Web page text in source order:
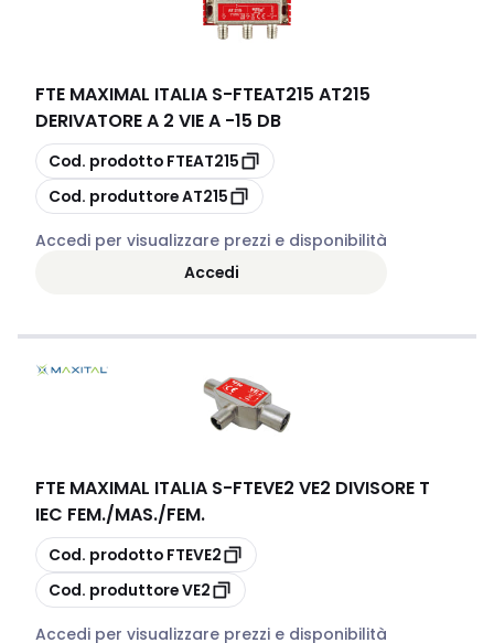
FTE MAXIMAL ITALIA S-FTEAT215 AT215
DERIVATORE A 2 VIE A -15 DB
copia
Cod. prodotto FTEAT215
copia
Cod. produttoreAT215
Accedi per visualizzare prezzi e disponibilità
Accedi
FTE MAXIMAL ITALIA S-FTEVE2 VE2 DIVISORE T
IEC FEM./MAS./FEM.
copia
Cod. prodotto FTEVE2
copia
Cod. produttoreVE2
Accedi per visualizzare prezzi e disponibilità